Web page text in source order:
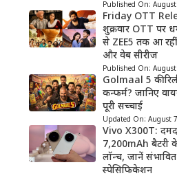
Published On:
Friday OTT
शुक्रवार OTT पर
से ZEE5 तक आ
और वेब सीरीज
Published On:
Golmaal 5 की
कन्फर्म? जानिए
पूरी सच्चाई
Updated On: August
Vivo X300T:
7,200mAh बैटरी
लॉन्च, जानें
स्पेसिफिकेशन